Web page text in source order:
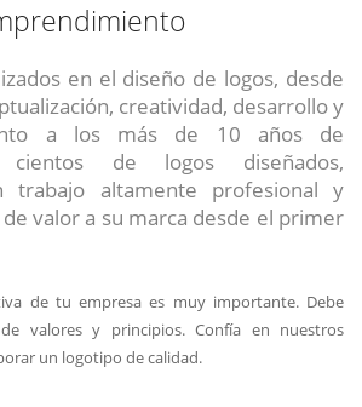
en el diseño de logos, desde
creatividad, desarrollo y
a los más de 10 años de
de logos diseñados,
trabajo altamente profesional y
valor a su marca desde el primer
de tu empresa es muy importante. Debe
valores y principios. Confía en nuestros
un logotipo de calidad.